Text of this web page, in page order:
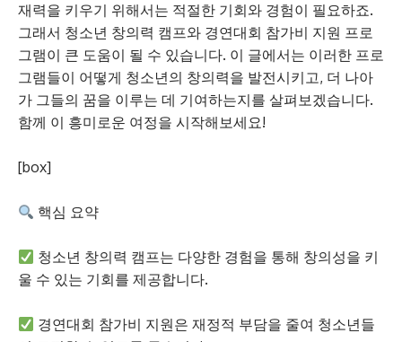
재력을 키우기 위해서는 적절한 기회와 경험이 필요하죠.
그래서 청소년 창의력 캠프와 경연대회 참가비 지원 프로
그램이 큰 도움이 될 수 있습니다. 이 글에서는 이러한 프로
그램들이 어떻게 청소년의 창의력을 발전시키고, 더 나아
가 그들의 꿈을 이루는 데 기여하는지를 살펴보겠습니다.
함께 이 흥미로운 여정을 시작해보세요!
[box]
핵심 요약
청소년 창의력 캠프는 다양한 경험을 통해 창의성을 키
울 수 있는 기회를 제공합니다.
경연대회 참가비 지원은 재정적 부담을 줄여 청소년들